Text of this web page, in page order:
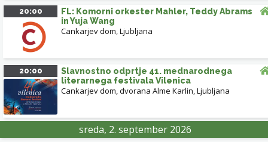
20:00
FL: Komorni orkester Mahler, Teddy Abrams
in Yuja Wang
Cankarjev dom,Ljubljana
20:00
Slavnostno odprtje 41. mednarodnega
literarnega festivala Vilenica
Cankarjev dom, dvorana Alme Karlin,Ljubljana
sreda, 2. september 2026